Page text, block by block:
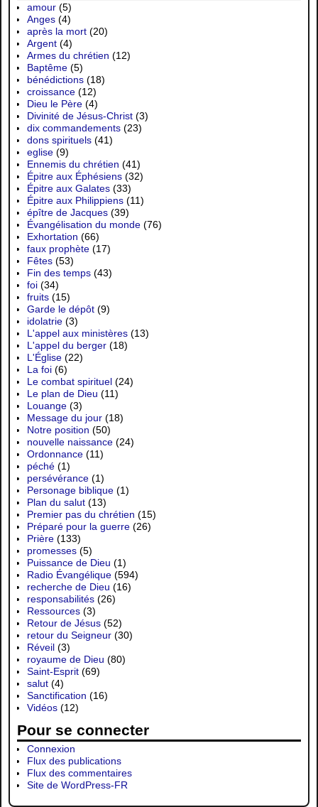
amour (5)
Anges (4)
après la mort (20)
Argent (4)
Armes du chrétien (12)
Baptême (5)
bénédictions (18)
croissance (12)
Dieu le Père (4)
Divinité de Jésus-Christ (3)
dix commandements (23)
dons spirituels (41)
eglise (9)
Ennemis du chrétien (41)
Épitre aux Éphésiens (32)
Épitre aux Galates (33)
Épitre aux Philippiens (11)
épître de Jacques (39)
Évangélisation du monde (76)
Exhortation (66)
faux prophète (17)
Fêtes (53)
Fin des temps (43)
foi (34)
fruits (15)
Garde le dépôt (9)
idolatrie (3)
L'appel aux ministères (13)
L'appel du berger (18)
L'Église (22)
La foi (6)
Le combat spirituel (24)
Le plan de Dieu (11)
Louange (3)
Message du jour (18)
Notre position (50)
nouvelle naissance (24)
Ordonnance (11)
péché (1)
persévérance (1)
Personage biblique (1)
Plan du salut (13)
Premier pas du chrétien (15)
Préparé pour la guerre (26)
Prière (133)
promesses (5)
Puissance de Dieu (1)
Radio Évangélique (594)
recherche de Dieu (16)
responsabilités (26)
Ressources (3)
Retour de Jésus (52)
retour du Seigneur (30)
Réveil (3)
royaume de Dieu (80)
Saint-Esprit (69)
salut (4)
Sanctification (16)
Vidéos (12)
Pour se connecter
Connexion
Flux des publications
Flux des commentaires
Site de WordPress-FR